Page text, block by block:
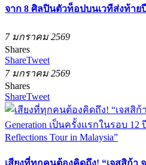
จาก 8 ศิลปินตัวท็อปบนเวทีส่งท้ายปี
7 มกราคม 2569
Shares
ShareTweet
7 มกราคม 2569
Shares
ShareTweet
เสียงที่ทุกคนต้องคิดถึง! “เจสสิก้า